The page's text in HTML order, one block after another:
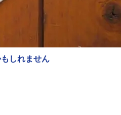
しれません